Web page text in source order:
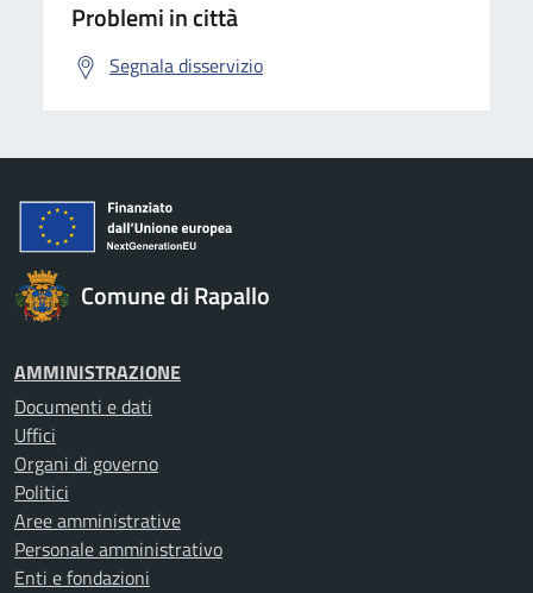
Problemi in città
Segnala disservizio
Comune di Rapallo
AMMINISTRAZIONE
Documenti e dati
Uffici
Organi di governo
Politici
Aree amministrative
Personale amministrativo
Enti e fondazioni